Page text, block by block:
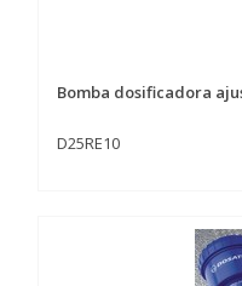
Bomba dosificadora
D25RE10